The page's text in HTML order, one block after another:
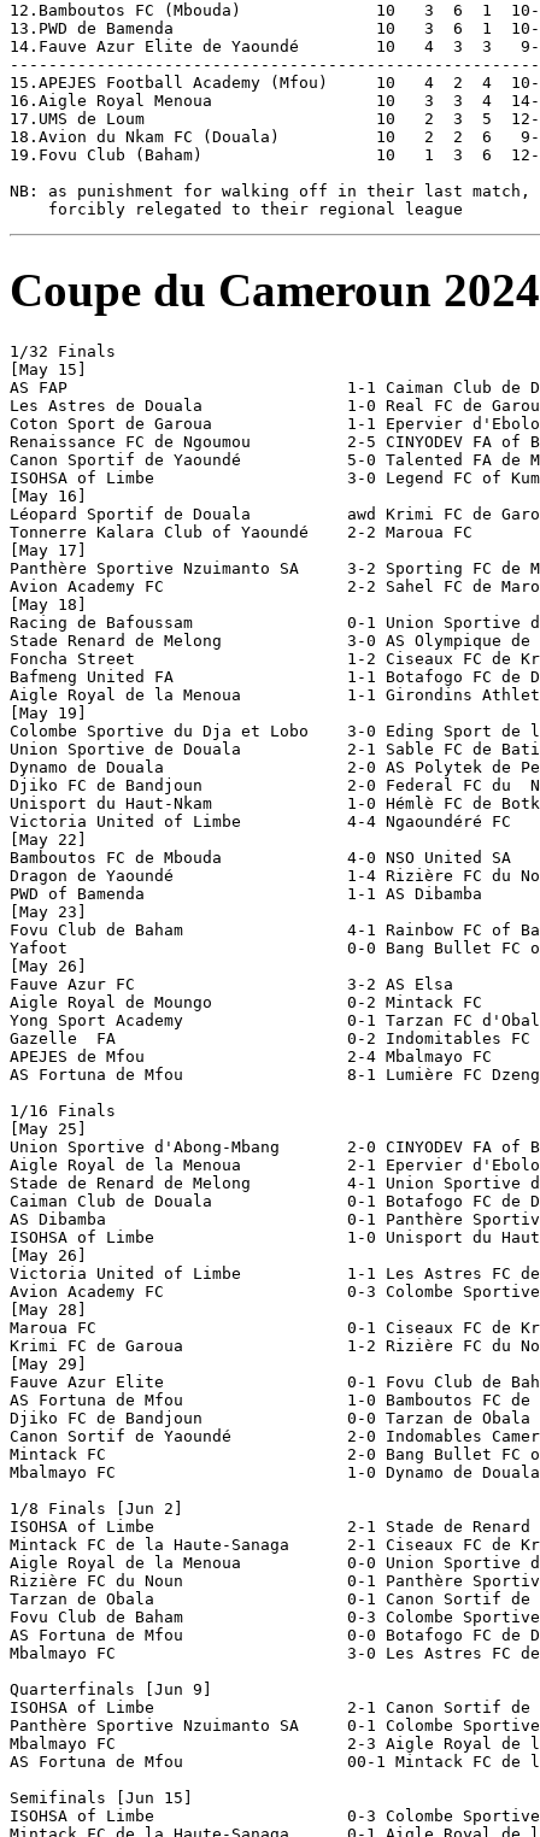
12.Bamboutos FC (Mbouda)              10   3  6  1
13.PWD de Bamenda                     10   3  6  1
14.Fauve Azur Elite de Yaoundé        10   4  3  3
15.APEJES Football Academy (Mfou)     10   4  2
16.Aigle Royal Menoua                 10   3  3  4
17.UMS de Loum                        10   2  3  5
18.Avion du Nkam FC (Douala)          10   2  2
19.Fovu Club (Baham)                  10   1  3  6
NB: as punishment for walking off in their last match,
Coupe du Cameroun 2024
1/32 Finals
[May 15]
AS FAP                             1-1 Caiman Club de
Les Astres de Douala               1-0 Real FC de
Coton Sport de Garoua              1-1 Epervier
Renaissance FC de Ngoumou          2-5 CINYODEV FA of
Canon Sportif de Yaoundé           5-0 Talented FA de
ISOHSA of Limbe                    3-0 Legend FC of
[May 16]
Léopard Sportif de Douala          awd Krimi FC de
Tonnerre Kalara Club of Yaoundé    2-2 Maroua
[May 17]
Panthère Sportive Nzuimanto SA     3-2 Sporting FC de
Avion Academy FC                   2-2 Sahel FC de
[May 18]
Racing de Bafoussam                0-1 Union Sportive
Stade Renard de Melong             3-0 AS Olympique de
Foncha Street                      1-2 Ciseaux FC de
Bafmeng United FA                  1-1 Botafogo FC
Aigle Royal de la Menoua           1-1 Girondins
[May 19]
Colombe Sportive du Dja et Lobo    3-0 Eding Sport
Union Sportive de Douala           2-1 Sable FC de
Dynamo de Douala                   2-0 AS Polytek de
Djiko FC de Bandjoun               2-0 Federal FC du
Unisport du Haut-Nkam              1-0 Hémlè FC de
Victoria United of Limbe           4-4 Ngaoundéré
[May 22]
Bamboutos FC de Mbouda             4-0 NSO United SA
Dragon de Yaoundé                  1-4 Rizière FC du
PWD of Bamenda                     1-1 AS
[May 23]
Fovu Club de Baham                 4-1 Rainbow FC of
Yafoot                             0-0 Bang Bullet FC of
[May 26]
Fauve Azur FC                      3-2 AS Elsa
Aigle Royal de Moungo              0-2 Mintack FC
Yong Sport Academy                 0-1 Tarzan FC
Gazelle  FA                        0-2 Indomitables FC
APEJES de Mfou                     2-4 Mbalmayo FC
AS Fortuna de Mfou                 8-1 Lumière FC Dzeng
1/16 Finals
[May 25]
Union Sportive d'Abong-Mbang       2-0 CINYODEV FA of
Aigle Royal de la Menoua           2-1 Epervier
Stade de Renard de Melong          4-1 Union Sportive
Caiman Club de Douala              0-1 Botafogo FC de
AS Dibamba                         0-1 Panthère Sportive
ISOHSA of Limbe                    1-0 Unisport du Haut-
[May 26]
Victoria United of Limbe           1-1 Les Astres FC
Avion Academy FC                   0-3 Colombe
[May 28]
Maroua FC                          0-1 Ciseaux FC de
Krimi FC de Garoua                 1-2 Rizière FC du
[May 29]
Fauve Azur Elite                   0-1 Fovu Club de
AS Fortuna de Mfou                 1-0 Bamboutos FC de
Djiko FC de Bandjoun               0-0 Tarzan de
Canon Sortif de Yaoundé            2-0 Indomables
Mintack FC                         2-0 Bang Bullet FC of
Mbalmayo FC                        1-0 Dynamo de
1/8 Finals [Jun 2]
ISOHSA of Limbe                    2-1 Stade de Renard
Mintack FC de la Haute-Sanaga      2-1 Ciseaux FC de
Aigle Royal de la Menoua           0-0 Union Sportive
Rizière FC du Noun                 0-1 Panthère
Tarzan de Obala                    0-1 Canon
Fovu Club de Baham                 0-3 Colombe
AS Fortuna de Mfou                 0-0 Botafogo FC
Mbalmayo FC                        3-0 Les Astres FC
Quarterfinals [Jun 9]
ISOHSA of Limbe                    2-1 Canon
Panthère Sportive Nzuimanto SA     0-1 Colombe
Mbalmayo FC                        2-3 Aigle
AS Fortuna de Mfou                 00-1 Mintack FC
Semifinals [Jun 15]
ISOHSA of Limbe                    0-3 Colombe Sportive